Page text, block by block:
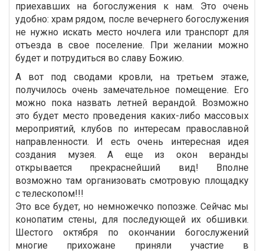
приехавших на богослужения к нам. Это очень
удобно: храм рядом, после вечернего богослужения
не нужно искать место ночлега или транспорт для
отъезда в свое поселение. При желании можно
будет и потрудиться во славу Божию.
А вот под сводами кровли, на третьем этаже,
получилось очень замечательное помещение. Его
можно пока назвать летней верандой. Возможно
это будет место проведения каких-либо массовых
мероприятий, клубов по интересам православной
направленности. И есть очень интересная идея
создания музея. А еще из окон веранды
открывается прекраснейший вид! Вполне
возможно там организовать смотровую площадку
с телескопом!!!
Это все будет, но немножечко попозже. Сейчас мы
конопатим стены, для последующей их обшивки.
Шестого октября по окончании богослужений
многие прихожане приняли участие в